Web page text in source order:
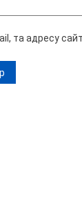
та адресу